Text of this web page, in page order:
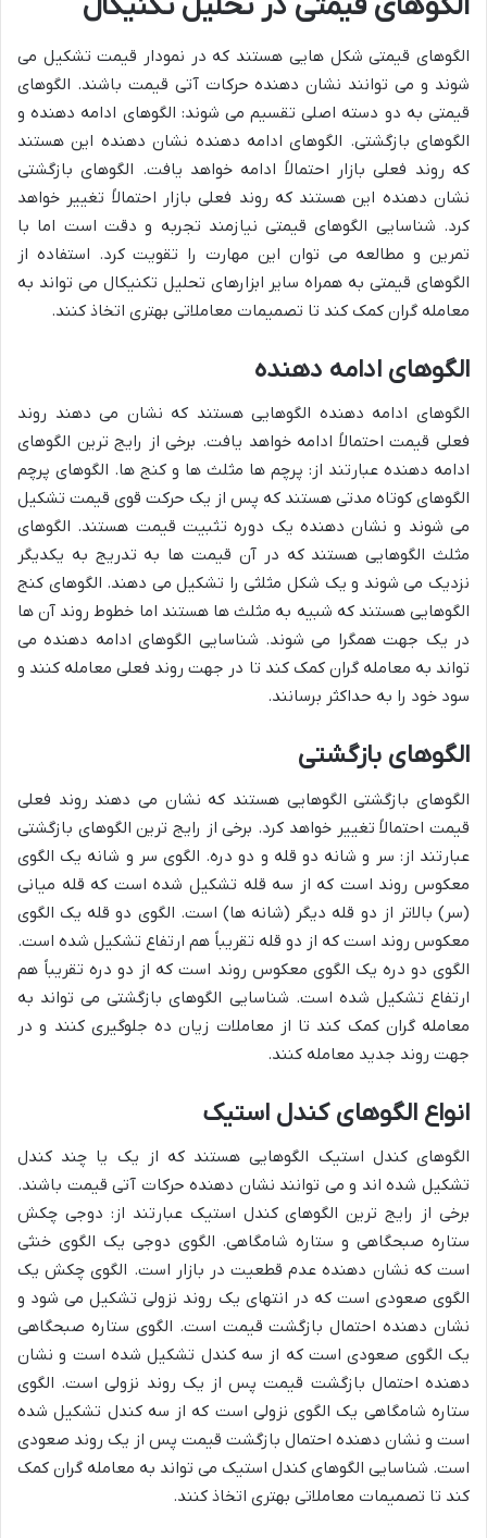
الگوهای قیمتی شکل هایی هستند که در نمودار قیمت تشکیل می
شوند و می توانند نشان دهنده حرکات آتی قیمت باشند. الگوهای
قیمتی به دو دسته اصلی تقسیم می شوند: الگوهای ادامه دهنده و
الگوهای بازگشتی. الگوهای ادامه دهنده نشان دهنده این هستند
که روند فعلی بازار احتمالاً ادامه خواهد یافت. الگوهای بازگشتی
نشان دهنده این هستند که روند فعلی بازار احتمالاً تغییر خواهد
کرد. شناسایی الگوهای قیمتی نیازمند تجربه و دقت است اما با
تمرین و مطالعه می توان این مهارت را تقویت کرد. استفاده از
الگوهای قیمتی به همراه سایر ابزارهای تحلیل تکنیکال می تواند به
معامله گران کمک کند تا تصمیمات معاملاتی بهتری اتخاذ کنند.
الگوهای ادامه دهنده
الگوهای ادامه دهنده الگوهایی هستند که نشان می دهند روند
فعلی قیمت احتمالاً ادامه خواهد یافت. برخی از رایج ترین الگوهای
ادامه دهنده عبارتند از: پرچم ها مثلث ها و کنج ها. الگوهای پرچم
الگوهای کوتاه مدتی هستند که پس از یک حرکت قوی قیمت تشکیل
می شوند و نشان دهنده یک دوره تثبیت قیمت هستند. الگوهای
مثلث الگوهایی هستند که در آن قیمت ها به تدریج به یکدیگر
نزدیک می شوند و یک شکل مثلثی را تشکیل می دهند. الگوهای کنج
الگوهایی هستند که شبیه به مثلث ها هستند اما خطوط روند آن ها
در یک جهت همگرا می شوند. شناسایی الگوهای ادامه دهنده می
تواند به معامله گران کمک کند تا در جهت روند فعلی معامله کنند و
سود خود را به حداکثر برسانند.
الگوهای بازگشتی
الگوهای بازگشتی الگوهایی هستند که نشان می دهند روند فعلی
قیمت احتمالاً تغییر خواهد کرد. برخی از رایج ترین الگوهای بازگشتی
عبارتند از: سر و شانه دو قله و دو دره. الگوی سر و شانه یک الگوی
معکوس روند است که از سه قله تشکیل شده است که قله میانی
(سر) بالاتر از دو قله دیگر (شانه ها) است. الگوی دو قله یک الگوی
معکوس روند است که از دو قله تقریباً هم ارتفاع تشکیل شده است.
الگوی دو دره یک الگوی معکوس روند است که از دو دره تقریباً هم
ارتفاع تشکیل شده است. شناسایی الگوهای بازگشتی می تواند به
معامله گران کمک کند تا از معاملات زیان ده جلوگیری کنند و در
جهت روند جدید معامله کنند.
انواع الگوهای کندل استیک
الگوهای کندل استیک الگوهایی هستند که از یک یا چند کندل
تشکیل شده اند و می توانند نشان دهنده حرکات آتی قیمت باشند.
برخی از رایج ترین الگوهای کندل استیک عبارتند از: دوجی چکش
ستاره صبحگاهی و ستاره شامگاهی. الگوی دوجی یک الگوی خنثی
است که نشان دهنده عدم قطعیت در بازار است. الگوی چکش یک
الگوی صعودی است که در انتهای یک روند نزولی تشکیل می شود و
نشان دهنده احتمال بازگشت قیمت است. الگوی ستاره صبحگاهی
یک الگوی صعودی است که از سه کندل تشکیل شده است و نشان
دهنده احتمال بازگشت قیمت پس از یک روند نزولی است. الگوی
ستاره شامگاهی یک الگوی نزولی است که از سه کندل تشکیل شده
است و نشان دهنده احتمال بازگشت قیمت پس از یک روند صعودی
است. شناسایی الگوهای کندل استیک می تواند به معامله گران کمک
کند تا تصمیمات معاملاتی بهتری اتخاذ کنند.